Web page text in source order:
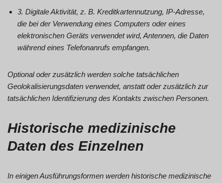
3. Digitale Aktivität, z. B. Kreditkartennutzung, IP-Adresse,
die bei der Verwendung eines Computers oder eines
elektronischen Geräts verwendet wird, Antennen, die Daten
während eines Telefonanrufs empfangen.
Optional oder zusätzlich werden solche tatsächlichen
Geolokalisierungsdaten verwendet, anstatt oder zusätzlich zur
tatsächlichen Identifizierung des Kontakts zwischen Personen.
Historische medizinische
Daten des Einzelnen
In einigen Ausführungsformen werden historische medizinische